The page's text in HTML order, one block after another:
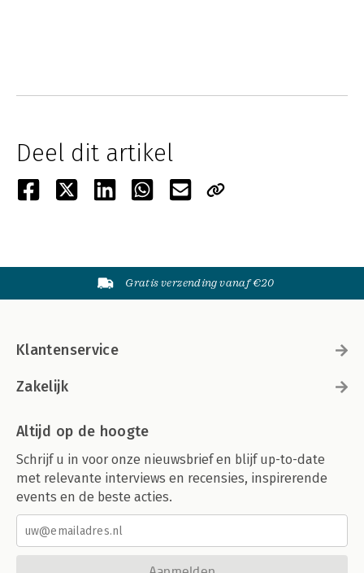
Deel dit artikel
Gratis verzending vanaf €20
Klantenservice
Zakelijk
Altijd op de hoogte
Schrijf u in voor onze nieuwsbrief en blijf up-to-date
met relevante interviews en recensies, inspirerende
events en de beste acties.